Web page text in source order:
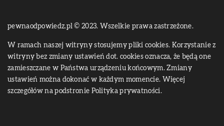
pewnaodpowiedz.pl © 2023. Wszelkie prawa zastrzeżone.
W ramach naszej witryny stosujemy pliki cookies. Korzystanie z
witryny bez zmiany ustawień dot. cookies oznacza, że będą one
zamieszczane w Państwa urządzeniu końcowym. Zmiany
ustawień można dokonać w każdym momencie. Więcej
szczegółów na podstronie Polityka prywatności.